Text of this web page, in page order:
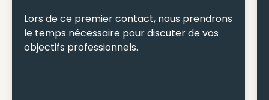
Lors de ce premier contact, nous prendrons
le temps nécessaire pour discuter de vos
objectifs professionnels.